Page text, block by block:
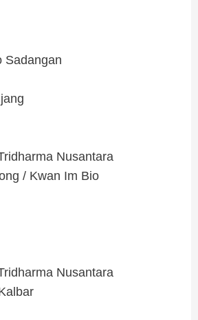
Sadangan
Nusantara
/ Kwan Im Bio
Nusantara